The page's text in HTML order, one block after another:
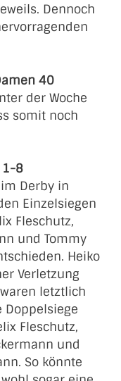
Dennoch
40
der Woche
somit noch
1-8
Derby in
Einzelsiegen
Fleschutz,
und Tommy
Heiko
Verletzung
letztlich
Fleschutz,
und
So könnte